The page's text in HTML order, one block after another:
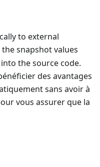
to external
snapshot values
the source code.
des avantages
sans avoir à
vous assurer que la